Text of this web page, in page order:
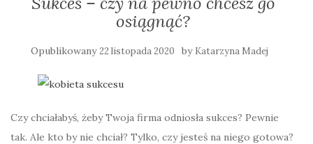
osiągnąć?
Opublikowany22 listopada 2020 by Katarzyna Madej
Czy chciałabyś, żeby Twoja firma odniosła sukces? Pewnie
tak. Ale kto by nie chciał? Tylko, czy jesteś na niego gotowa?